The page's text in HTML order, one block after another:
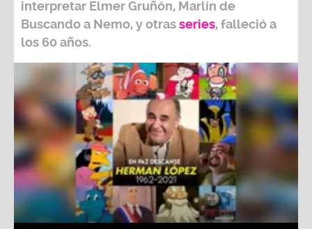
interpretar Elmer Gruñón, Marlín de
Buscando a Nemo, y otrasseries, falleció a
los 60 años.